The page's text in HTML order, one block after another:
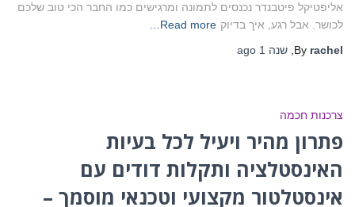
אליפטיקל פיטבנדר נכנסים לתמונה ומרגישים כמו החבר הכי טוב שלכם
לכושר. אבל רגע, איך בדיוק Read more…
By rachel שנה 1
צרכנות חכמה
פתרון מהיר ויעיל לכל בעיות
האינסטלציה ותקלות דודים עם
אינסטלטור מקצועי וטכנאי מוסמך –